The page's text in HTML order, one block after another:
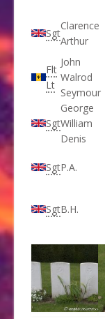
Sgt
Clarence
Arthur
Flt
Lt
John
Walrod
Seymour
Sgt
George
William
Denis
SgtP.A.
SgtB.H.